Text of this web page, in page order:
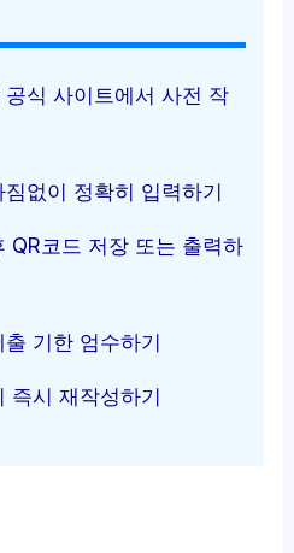
식 사이트에서 사전 작
없이 정확히 입력하기
QR코드 저장 또는 출력하
기한 엄수하기
즉시 재작성하기